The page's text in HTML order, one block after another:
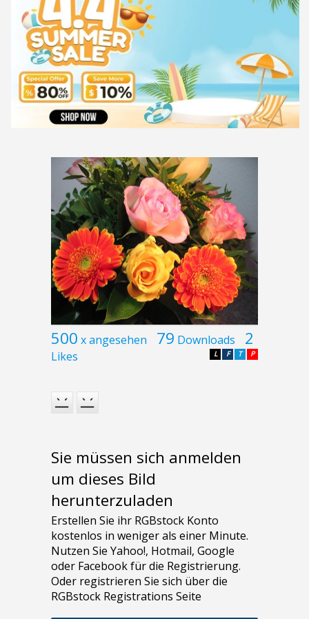
500 x angesehen 79 Downloads 2
Likes P
T
F
L
Sie müssen sich anmelden
um dieses Bild
herunterzuladen